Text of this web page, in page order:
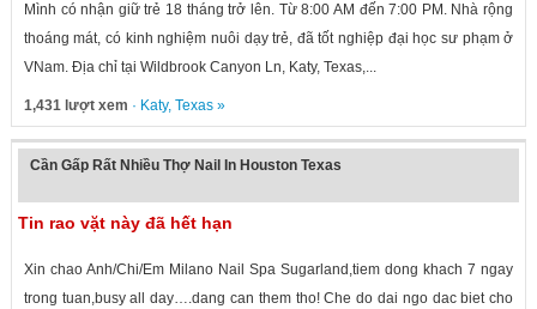
Mình có nhận giữ trẻ 18 tháng trở lên. Từ 8:00 AM đến 7:00 PM. Nhà rộng
thoáng mát, có kinh nghiệm nuôi dạy trẻ, đã tốt nghiệp đại học sư phạm ở
VNam. Địa chỉ tại Wildbrook Canyon Ln, Katy, Texas,...
1,431 lượt xem · Katy, Texas»
Cần Gấp Rất Nhiều Thợ Nail In Houston Texas
Tin rao vặt này đã hết hạn
Xin chao Anh/Chi/Em Milano Nail Spa Sugarland,tiem dong khach 7 ngay
trong tuan,busy all day….dang can them tho! Che do dai ngo dac biet cho